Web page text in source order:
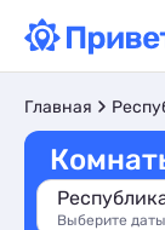
Главная
Выберите даты